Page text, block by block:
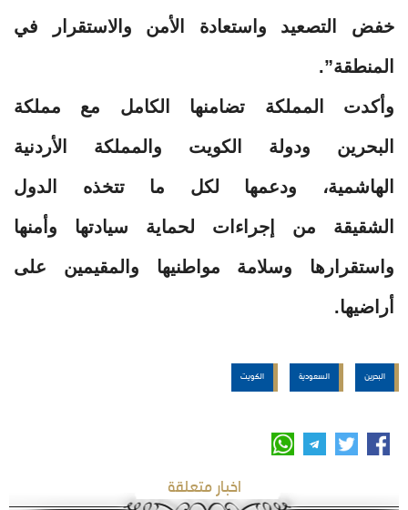
خفض التصعيد واستعادة الأمن والاستقرار في
المنطقة”.
وأكدت المملكة تضامنها الكامل مع مملكة
البحرين ودولة الكويت والمملكة الأردنية
الهاشمية، ودعمها لكل ما تتخذه الدول
الشقيقة من إجراءات لحماية سيادتها وأمنها
واستقرارها وسلامة مواطنيها والمقيمين على
أراضيها.
البحرين السعودية الكويت
اخبار متعلقة